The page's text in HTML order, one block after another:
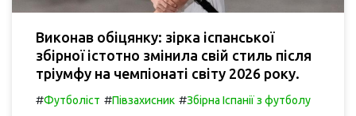
Виконав обіцянку: зірка іспанської
збірної істотно змінила свій стиль після
тріумфу на чемпіонаті світу 2026 року.
#Футболіст #Півзахисник #Збірна Іспанії з футболу